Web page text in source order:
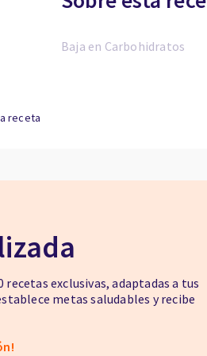
Baja en Carbohidratos
receta
recetas exclusivas, adaptadas a tus
metas saludables y recibe